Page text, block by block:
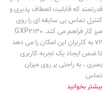
قدرتمند که قابلیت انعطاف پذیری و
کنترل تماس بی سابقه ای را روی
میز کار فراهم می کند. GXP2130
v2 به کاربران این امکان را می دهد
تا ضمن ایجاد یک تجربه کاربری
بصری ، به راحتی بر روی میزان
تماس
بیشتر بخوانید